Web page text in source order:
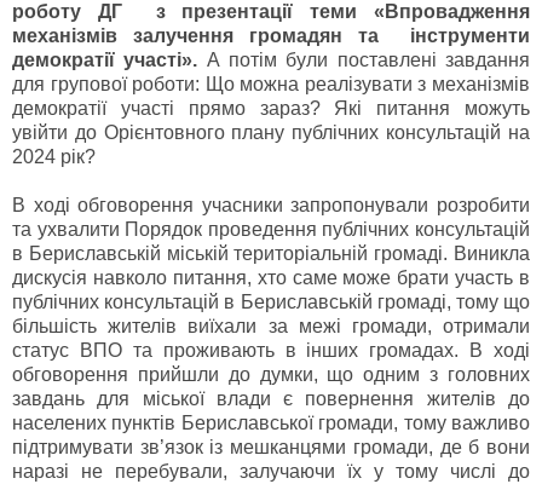
роботу ДГ з презентації теми «Впровадження
механізмів залучення громадян та інструменти
демократії участі». А потім були поставлені завдання
для групової роботи: Що можна реалізувати з механізмів
демократії участі прямо зараз? Які питання можуть
увійти до Орієнтовного плану публічних консультацій на
2024 рік?
В ході обговорення учасники запропонували розробити
та ухвалити Порядок проведення публічних консультацій
в Бериславській міській територіальній громаді. Виникла
дискусія навколо питання, хто саме може брати участь в
публічних консультацій в Бериславській громаді, тому що
більшість жителів виїхали за межі громади, отримали
статус ВПО та проживають в інших громадах. В ході
обговорення прийшли до думки, що одним з головних
завдань для міської влади є повернення жителів до
населених пунктів Бериславської громади, тому важливо
підтримувати зв’язок із мешканцями громади, де б вони
наразі не перебували, залучаючи їх у тому числі до